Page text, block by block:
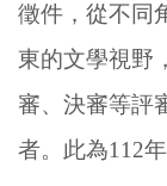
徵件，從不同
東的文學視野
審、決審等評
者。此為112